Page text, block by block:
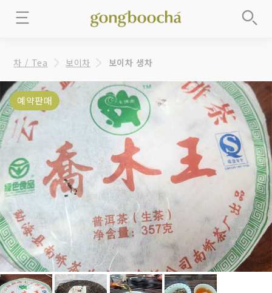
차 / Tea 보이차 보이차 생차
예약판매